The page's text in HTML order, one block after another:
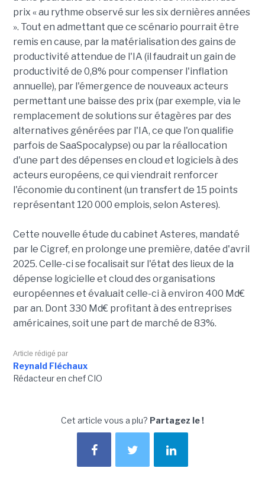
prix « au rythme observé sur les six dernières années
». Tout en admettant que ce scénario pourrait être
remis en cause, par la matérialisation des gains de
productivité attendue de l'IA (il faudrait un gain de
productivité de 0,8% pour compenser l'inflation
annuelle), par l'émergence de nouveaux acteurs
permettant une baisse des prix (par exemple, via le
remplacement de solutions sur étagères par des
alternatives générées par l'IA, ce que l'on qualifie
parfois de SaaSpocalypse) ou par la réallocation
d'une part des dépenses en cloud et logiciels à des
acteurs européens, ce qui viendrait renforcer
l'économie du continent (un transfert de 15 points
représentant 120 000 emplois, selon Asteres).
Cette nouvelle étude du cabinet Asteres, mandaté
par le Cigref, en prolonge une première, datée d'avril
2025. Celle-ci se focalisait sur l'état des lieux de la
dépense logicielle et cloud des organisations
européennes et évaluait celle-ci à environ 400 Md€
par an. Dont 330 Md€ profitant à des entreprises
américaines, soit une part de marché de 83%.
Article rédigé par
Reynald Fléchaux
Rédacteur en chef CIO
Cet article vous a plu? Partagez le !